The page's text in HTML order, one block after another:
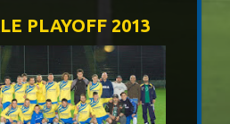
PLAYOFF 2013